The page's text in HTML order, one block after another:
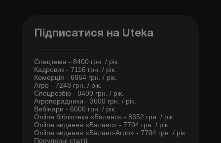
Підписатися на Uteka
Спецтема - 8400 грн. / рік.
Кадровик - 7116 грн. / рік.
Комерція - 6864 грн. / рік.
Агро - 7248 грн. / рік.
Спецрозбір - 8400 грн. / рік.
Агропорадники - 3600 грн. / рік.
Вебінари - 6000 грн. / рік.
Online бібліотека «Баланс» - 8352 грн. / рік.
Online видання «Баланс» - 7704 грн. / рік.
Online видання «Баланс-Агро» - 7704 грн. / рік.
Популярні статті